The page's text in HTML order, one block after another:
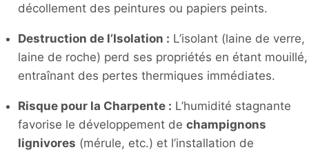
décollement des peintures ou papiers peints.
Destruction de l’Isolation : L’isolant (laine de verre,
laine de roche) perd ses propriétés en étant mouillé,
entraînant des pertes thermiques immédiates.
Risque pour la Charpente : L’humidité stagnante
favorise le développement de champignons
lignivores (mérule, etc.) et l’installation de